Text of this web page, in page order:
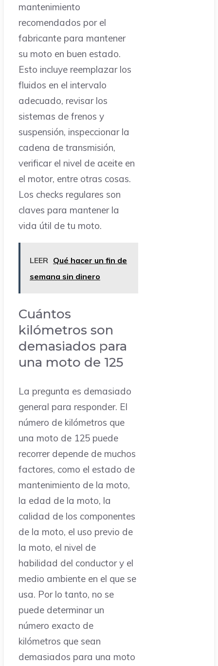
mantenimiento
recomendados por el
fabricante para mantener
su moto en buen estado.
Esto incluye reemplazar los
fluidos en el intervalo
adecuado, revisar los
sistemas de frenos y
suspensión, inspeccionar la
cadena de transmisión,
verificar el nivel de aceite en
el motor, entre otras cosas.
Los checks regulares son
claves para mantener la
vida útil de tu moto.
LEER Qué hacer un fin de
semana sin dinero
Cuántos
kilómetros son
demasiados para
una moto de 125
La pregunta es demasiado
general para responder. El
número de kilómetros que
una moto de 125 puede
recorrer depende de muchos
factores, como el estado de
mantenimiento de la moto,
la edad de la moto, la
calidad de los componentes
de la moto, el uso previo de
la moto, el nivel de
habilidad del conductor y el
medio ambiente en el que se
usa. Por lo tanto, no se
puede determinar un
número exacto de
kilómetros que sean
demasiados para una moto